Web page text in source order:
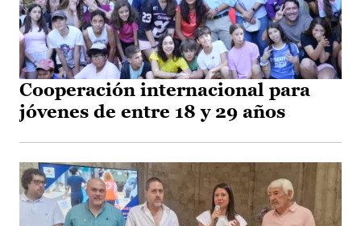
Cooperación internacional para
jóvenes de entre 18 y 29 años